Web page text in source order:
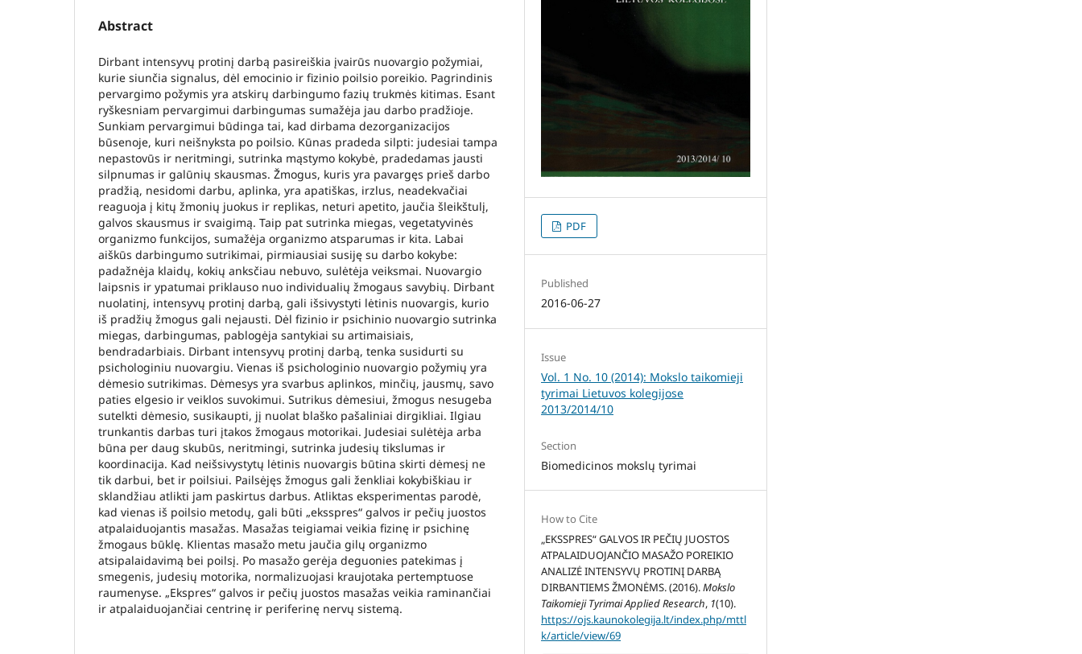
Abstract
Dirbant intensyvų protinį darbą pasireiškia įvairūs nuovargio požymiai,
kurie siunčia signalus, dėl emocinio ir fizinio poilsio poreikio. Pagrindinis
pervargimo požymis yra atskirų darbingumo fazių trukmės kitimas. Esant
ryškesniam pervargimui darbingumas sumažėja jau darbo pradžioje.
Sunkiam pervargimui būdinga tai, kad dirbama dezorganizacijos
būsenoje, kuri neišnyksta po poilsio. Kūnas pradeda silpti: judesiai tampa
nepastovūs ir neritmingi, sutrinka mąstymo kokybė, pradedamas jausti
silpnumas ir galūnių skausmas. Žmogus, kuris yra pavargęs prieš darbo
pradžią, nesidomi darbu, aplinka, yra apatiškas, irzlus, neadekvačiai
reaguoja į kitų žmonių juokus ir replikas, neturi apetito, jaučia šleikštulį,
galvos skausmus ir svaigimą. Taip pat sutrinka miegas, vegetatyvinės
organizmo funkcijos, sumažėja organizmo atsparumas ir kita. Labai
aiškūs darbingumo sutrikimai, pirmiausiai susiję su darbo kokybe:
padažnėja klaidų, kokių anksčiau nebuvo, sulėtėja veiksmai. Nuovargio
laipsnis ir ypatumai priklauso nuo individualių žmogaus savybių. Dirbant
nuolatinį, intensyvų protinį darbą, gali išsivystyti lėtinis nuovargis, kurio
iš pradžių žmogus gali nejausti. Dėl fizinio ir psichinio nuovargio sutrinka
miegas, darbingumas, pablogėja santykiai su artimaisiais,
bendradarbiais. Dirbant intensyvų protinį darbą, tenka susidurti su
psichologiniu nuovargiu. Vienas iš psichologinio nuovargio požymių yra
dėmesio sutrikimas. Dėmesys yra svarbus aplinkos, minčių, jausmų, savo
paties elgesio ir veiklos suvokimui. Sutrikus dėmesiui, žmogus nesugeba
sutelkti dėmesio, susikaupti, jį nuolat blaško pašaliniai dirgikliai. Ilgiau
trunkantis darbas turi įtakos žmogaus motorikai. Judesiai sulėtėja arba
būna per daug skubūs, neritmingi, sutrinka judesių tikslumas ir
koordinacija. Kad neišsivystytų lėtinis nuovargis būtina skirti dėmesį ne
tik darbui, bet ir poilsiui. Pailsėjęs žmogus gali ženkliai kokybiškiau ir
sklandžiau atlikti jam paskirtus darbus. Atliktas eksperimentas parodė,
kad vienas iš poilsio metodų, gali būti „eksspres“ galvos ir pečių juostos
atpalaiduojantis masažas. Masažas teigiamai veikia fizinę ir psichinę
žmogaus būklę. Klientas masažo metu jaučia gilų organizmo
atsipalaidavimą bei poilsį. Po masažo gerėja deguonies patekimas į
smegenis, judesių motorika, normalizuojasi kraujotaka pertemptuose
raumenyse. „Ekspres“ galvos ir pečių juostos masažas veikia raminančiai
ir atpalaiduojančiai centrinę ir periferinę nervų sistemą.
PDF
Published
2016-06-27
Issue
Vol. 1 No. 10 (2014): Mokslo taikomieji
tyrimai Lietuvos kolegijose
2013/2014/10
Section
Biomedicinos mokslų tyrimai
How to Cite
„EKSSPRES“ GALVOS IR PEČIŲ JUOSTOS
ATPALAIDUOJANČIO MASAŽO POREIKIO
ANALIZĖ INTENSYVŲ PROTINĮ DARBĄ
DIRBANTIEMS ŽMONĖMS. (2016).Mokslo
Taikomieji Tyrimai Applied Research, 1(10).
https://ojs.kaunokolegija.lt/index.php/mttl
k/article/view/69